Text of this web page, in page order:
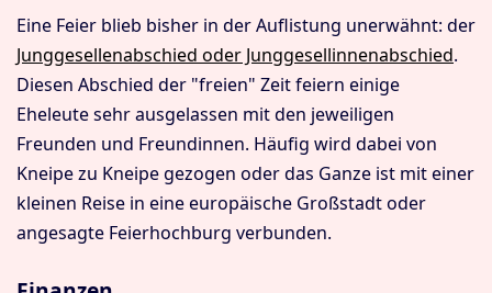
Eine Feier blieb bisher in der Auflistung unerwähnt: der
Junggesellenabschied oder Junggesellinnenabschied.
Diesen Abschied der "freien" Zeit feiern einige
Eheleute sehr ausgelassen mit den jeweiligen
Freunden und Freundinnen. Häufig wird dabei von
Kneipe zu Kneipe gezogen oder das Ganze ist mit einer
kleinen Reise in eine europäische Großstadt oder
angesagte Feierhochburg verbunden.